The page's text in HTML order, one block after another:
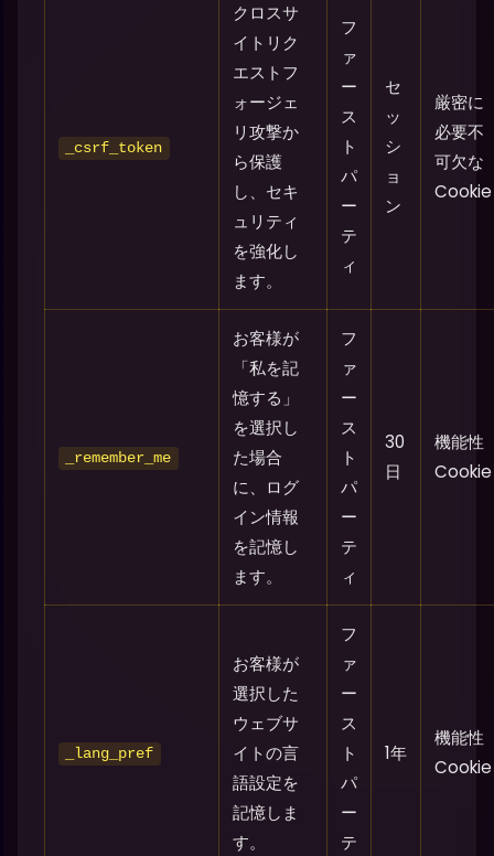
_csrf_token
クロスサ
イトリク
エストフ
ォージェ
リ攻撃か
ら保護
し、セキ
ュリティ
を強化し
ます。
フ
ァ
ー
ス
ト
パ
ー
テ
ィ
セ
ッ
シ
ョ
ン
厳密に
必要不
可欠な
Cookie
_remember_me
お客様が
「私を記
憶する」
を選択し
た場合
に、ログ
イン情報
を記憶し
ます。
フ
ァ
ー
ス
ト
パ
ー
テ
ィ
30
日
機能性
Cookie
_lang_pref
お客様が
選択した
ウェブサ
イトの言
語設定を
記憶しま
す。
フ
ァ
ー
ス
ト
パ
ー
テ
1年
機能性
Cookie